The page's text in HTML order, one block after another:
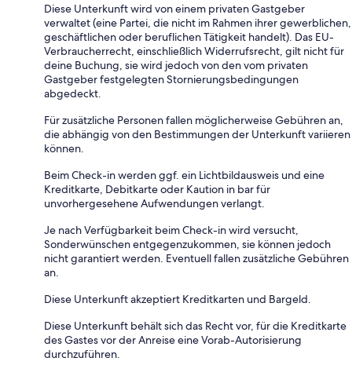
Diese Unterkunft wird von einem privaten Gastgeber
verwaltet (eine Partei, die nicht im Rahmen ihrer gewerblichen,
geschäftlichen oder beruflichen Tätigkeit handelt). Das EU-
Verbraucherrecht, einschließlich Widerrufsrecht, gilt nicht für
deine Buchung, sie wird jedoch von den vom privaten
Gastgeber festgelegten Stornierungsbedingungen
abgedeckt.
Für zusätzliche Personen fallen möglicherweise Gebühren an,
die abhängig von den Bestimmungen der Unterkunft variieren
können.
Beim Check-in werden ggf. ein Lichtbildausweis und eine
Kreditkarte, Debitkarte oder Kaution in bar für
unvorhergesehene Aufwendungen verlangt.
Je nach Verfügbarkeit beim Check-in wird versucht,
Sonderwünschen entgegenzukommen, sie können jedoch
nicht garantiert werden. Eventuell fallen zusätzliche Gebühren
an.
Diese Unterkunft akzeptiert Kreditkarten und Bargeld.
Diese Unterkunft behält sich das Recht vor, für die Kreditkarte
des Gastes vor der Anreise eine Vorab-Autorisierung
durchzuführen.